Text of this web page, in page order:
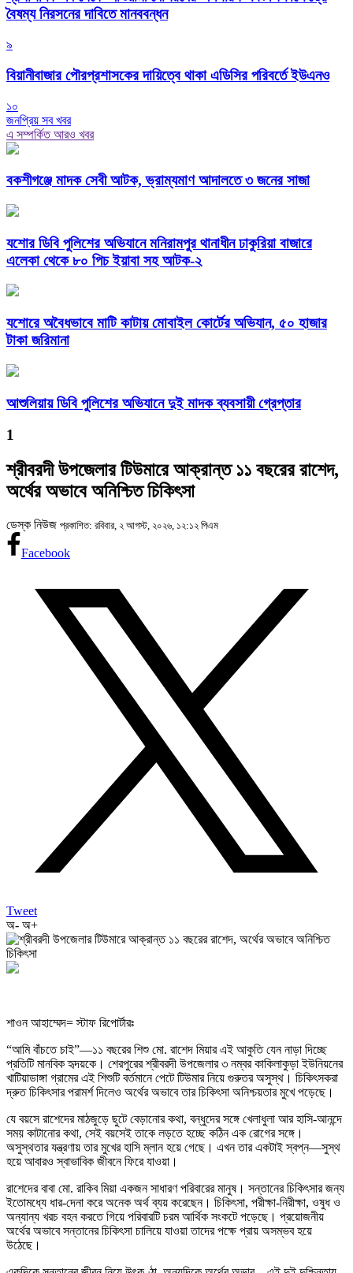
বৈষম্য নিরসনের দাবিতে মানববন্ধন
৯
বিয়ানীবাজার পৌরপ্রশাসকের দায়িত্বে থাকা এডিসির পরিবর্তে ইউএনও
১০
জনপ্রিয় সব খবর
এ সম্পর্কিত আরও খবর
বকশীগঞ্জে মাদক সেবী আটক, ভ্রাম্যমাণ আদালতে ৩ জনের সাজা
যশোর ডিবি পুলিশের অভিযানে মনিরামপুর থানাধীন ঢাকুরিয়া বাজারে
এলেকা থেকে ৮০ পিচ ইয়াবা সহ আটক-২
যশোরে অবৈধভাবে মাটি কাটায় মোবাইল কোর্টের অভিযান, ৫০ হাজার
টাকা জরিমানা
আশুলিয়ায় ডিবি পুলিশের অভিযানে দুই মাদক ব্যবসায়ী গ্রেপ্তার
1
শ্রীবরদী উপজেলার টিউমারে আক্রান্ত ১১ বছরের রাশেদ,
অর্থের অভাবে অনিশ্চিত চিকিৎসা
ডেস্ক নিউজ প্রকাশিত: রবিবার, ২ আগস্ট, ২০২৬, ১২:১২ পিএম
Facebook
Tweet
অ- অ+
শাওন আহাম্মেদ= স্টাফ রিপোর্টারঃ
“আমি বাঁচতে চাই”—১১ বছরের শিশু মো. রাশেদ মিয়ার এই আকুতি যেন নাড়া দিচ্ছে
প্রতিটি মানবিক হৃদয়কে। শেরপুরের শ্রীবরদী উপজেলার ৩ নম্বর কাকিলাকুড়া ইউনিয়নের
খাটিয়াডাঙ্গা গ্রামের এই শিশুটি বর্তমানে পেটে টিউমার নিয়ে গুরুতর অসুস্থ। চিকিৎসকরা
দ্রুত চিকিৎসার পরামর্শ দিলেও অর্থের অভাবে তার চিকিৎসা অনিশ্চয়তার মুখে পড়েছে।
যে বয়সে রাশেদের মাঠজুড়ে ছুটে বেড়ানোর কথা, বন্ধুদের সঙ্গে খেলাধুলা আর হাসি-আনন্দে
সময় কাটানোর কথা, সেই বয়সেই তাকে লড়তে হচ্ছে কঠিন এক রোগের সঙ্গে।
অসুস্থতার যন্ত্রণায় তার মুখের হাসি ম্লান হয়ে গেছে। এখন তার একটাই স্বপ্ন—সুস্থ
হয়ে আবারও স্বাভাবিক জীবনে ফিরে যাওয়া।
রাশেদের বাবা মো. রাকিব মিয়া একজন সাধারণ পরিবারের মানুষ। সন্তানের চিকিৎসার জন্য
ইতোমধ্যে ধার-দেনা করে অনেক অর্থ ব্যয় করেছেন। চিকিৎসা, পরীক্ষা-নিরীক্ষা, ওষুধ ও
অন্যান্য খরচ বহন করতে গিয়ে পরিবারটি চরম আর্থিক সংকটে পড়েছে। প্রয়োজনীয়
অর্থের অভাবে সন্তানের চিকিৎসা চালিয়ে যাওয়া তাদের পক্ষে প্রায় অসম্ভব হয়ে
উঠেছে।